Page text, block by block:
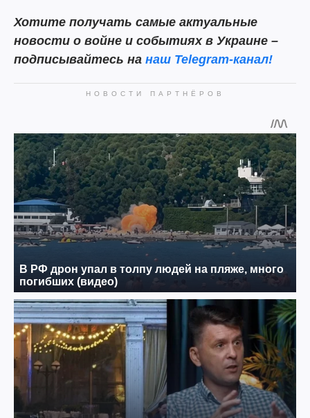
Хотите получать самые актуальные
новости о войне и событиях в Украине –
подписывайтесь на наш Telegram-канал!